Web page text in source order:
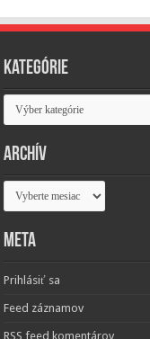
Kategórie
Kategórie
Archív
Archív
Meta
Prihlásiť sa
Feed záznamov
RSS feed komentárov